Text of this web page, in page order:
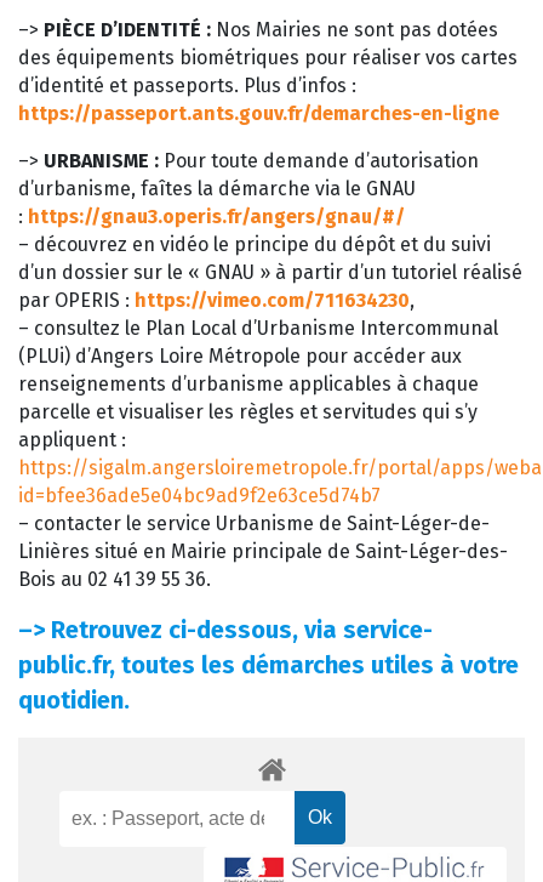
–> PIÈCE D’IDENTITÉ : Nos Mairies ne sont pas dotées
des équipements biométriques pour réaliser vos cartes
d’identité et passeports. Plus d’infos :
https://passeport.ants.gouv.fr/demarches-en-ligne
–> URBANISME : Pour toute demande d’autorisation
d’urbanisme, faîtes la démarche via le GNAU
: https://gnau3.operis.fr/angers/gnau/#/
– découvrez en vidéo le principe du dépôt et du suivi
d’un dossier sur le « GNAU » à partir d’un tutoriel réalisé
par OPERIS : https://vimeo.com/711634230,
– consultez le Plan Local d’Urbanisme Intercommunal
(PLUi) d’Angers Loire Métropole pour accéder aux
renseignements d’urbanisme applicables à chaque
parcelle et visualiser les règles et servitudes qui s’y
appliquent :
https://sigalm.angersloiremetropole.fr/portal/apps/
id=bfee36ade5e04bc9ad9f2e63ce5d74b7
– contacter le service Urbanisme de Saint-Léger-de-
Linières situé en Mairie principale de Saint-Léger-des-
Bois au 02 41 39 55 36.
–> Retrouvez ci-dessous, via service-
public.fr, toutes les démarches utiles à votre
quotidien.